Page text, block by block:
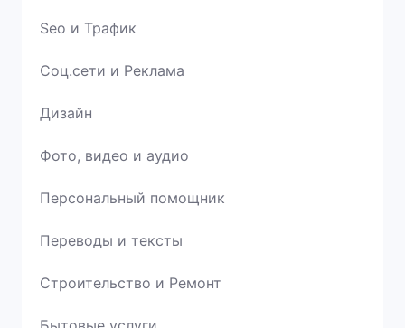
Seo и Трафик
Соц.сети и Реклама
Дизайн
Фото, видео и аудио
Персональный помощник
Переводы и тексты
Строительство и Ремонт